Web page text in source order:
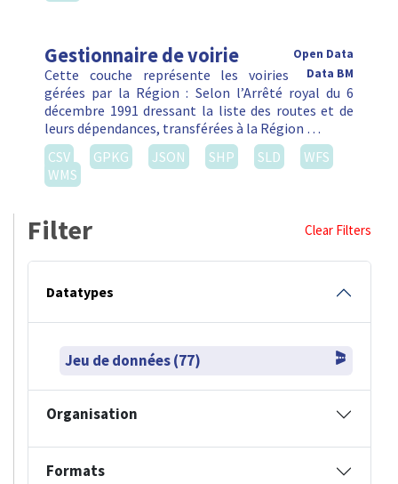
Gestionnaire de voirie
Open Data
Data BM
Cette couche représente les voiries
gérées par la Région : Selon l’Arrêté royal du 6
décembre 1991 dressant la liste des routes et de
leurs dépendances, transférées à la Région …
CSV
GPKG JSON SHP SLD
WFS
WMS
Filter Clear Filters
Datatypes
Jeu de données (77)
Organisation
Formats